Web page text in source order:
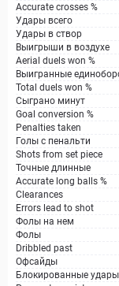
Accurate crosses %
Удары всего
Удары в створ
Выигрыши в воздухе
Aerial duels won %
Выигранные
Total duels won %
Сыграно минут
Goal conversion %
Penalties taken
Голы с пенальти
Shots from set piece
Точные длинные
Accurate long balls %
Clearances
Errors lead to shot
Фолы на нем
Фолы
Dribbled past
Офсайды
Блокированные удары